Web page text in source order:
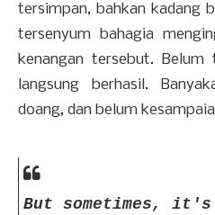
tersimpan, bahkan kadang
tersenyum bahagia
kenangan tersebut.
langsung berhasil.
doang, dan belum
But sometimes, it's